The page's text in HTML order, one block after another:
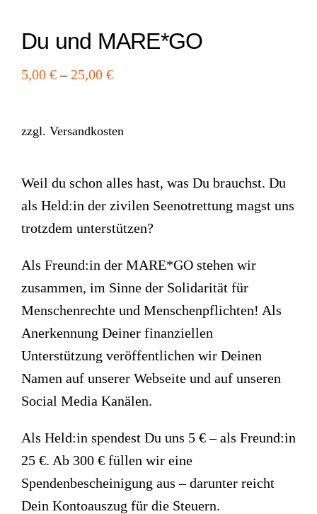
Du und MARE*GO
5,00 €– 25,00 €
zzgl. Versandkosten
Weil du schon alles hast, was Du brauchst. Du
als Held:in der zivilen Seenotrettung magst uns
trotzdem unterstützen?
Als Freund:in der MARE*GO stehen wir
zusammen, im Sinne der Solidarität für
Menschenrechte und Menschenpflichten! Als
Anerkennung Deiner finanziellen
Unterstützung veröffentlichen wir Deinen
Namen auf unserer Webseite und auf unseren
Social Media Kanälen.
Als Held:in spendest Du uns 5 € – als Freund:in
25 €. Ab 300 € füllen wir eine
Spendenbescheinigung aus – darunter reicht
Dein Kontoauszug für die Steuern.